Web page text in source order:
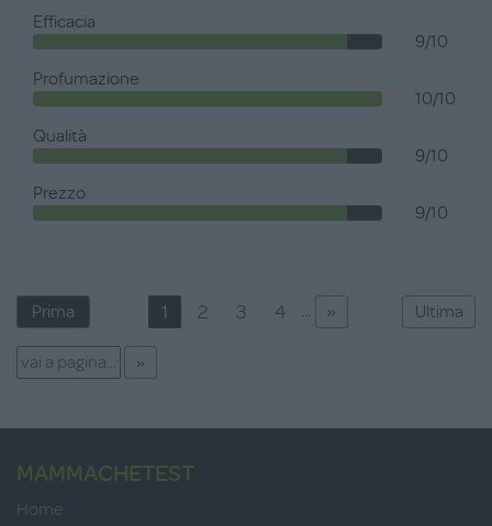
Efficacia
9/10
Profumazione
10/10
Qualità
9/10
Prezzo
9/10
Prima 1 2 3 4 ... » Ultima
MAMMACHETEST
Home